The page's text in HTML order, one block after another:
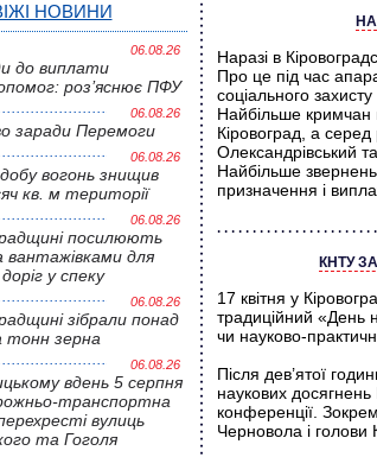
НОВИНИ
06.08.26
до виплати
роз’яснює ПФУ
06.08.26
заради Перемоги
06.08.26
вогонь знищив
кв. м території
06.08.26
посилюють
вантажівками для
у спеку
06.08.26
зібрали понад
тонн зерна
06.08.26
вдень 5 серпня
транспортна
вулиць
та Гоголя
Наразі в
Про це під час
соціального
Найбільше кримчан
Кіровоград, а серед
Олександрівський
Найбільше
призначення і
КНТУ
17 квітня у
традиційний «День
чи науково-
Після дев’ятої
наукових
конференції.
Черновола і голови